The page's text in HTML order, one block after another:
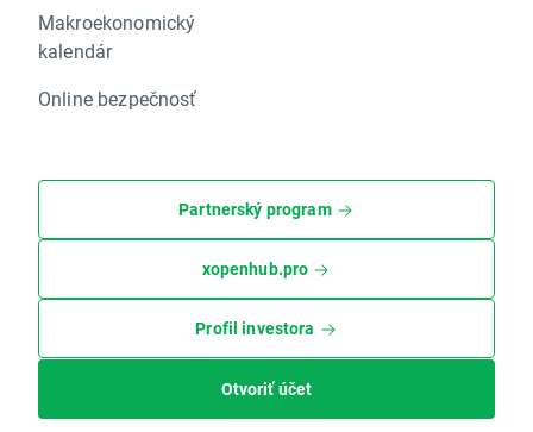
Makroekonomický
kalendár
Online bezpečnosť
Partnerský program
xopenhub.pro
Profil investora
Otvoriť účet